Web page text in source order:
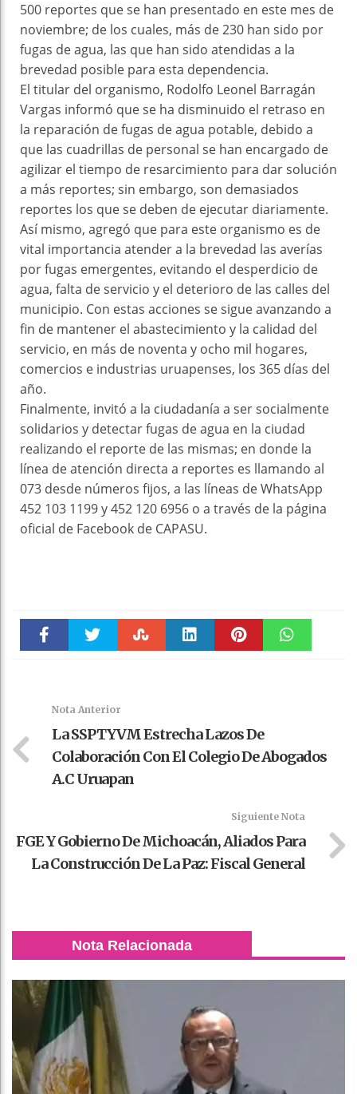
500 reportes que se han presentado en este mes de
noviembre; de los cuales, más de 230 han sido por
fugas de agua, las que han sido atendidas a la
brevedad posible para esta dependencia.
El titular del organismo, Rodolfo Leonel Barragán
Vargas informó que se ha disminuido el retraso en
la reparación de fugas de agua potable, debido a
que las cuadrillas de personal se han encargado de
agilizar el tiempo de resarcimiento para dar solución
a más reportes; sin embargo, son demasiados
reportes los que se deben de ejecutar diariamente.
Así mismo, agregó que para este organismo es de
vital importancia atender a la brevedad las averías
por fugas emergentes, evitando el desperdicio de
agua, falta de servicio y el deterioro de las calles del
municipio. Con estas acciones se sigue avanzando a
fin de mantener el abastecimiento y la calidad del
servicio, en más de noventa y ocho mil hogares,
comercios e industrias uruapenses, los 365 días del
año.
Finalmente, invitó a la ciudadanía a ser socialmente
solidarios y detectar fugas de agua en la ciudad
realizando el reporte de las mismas; en donde la
línea de atención directa a reportes es llamando al
073 desde números fijos, a las líneas de WhatsApp
452 103 1199 y 452 120 6956 o a través de la página
oficial de Facebook de CAPASU.
Nota Anterior
La SSPTYVM Estrecha Lazos De
Colaboración Con El Colegio De Abogados
A.C Uruapan
Siguiente Nota
FGE Y Gobierno De Michoacán, Aliados Para
La Construcción De La Paz: Fiscal General
Nota Relacionada